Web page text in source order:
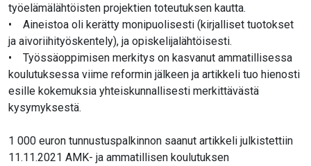
työelämälähtöisten projektien toteutuksen kautta.
• Aineistoa oli kerätty monipuolisesti (kirjalliset tuotokset
ja aivoriihityöskentely), ja opiskelijalähtöisesti.
• Työssäoppimisen merkitys on kasvanut ammatillisessa
koulutuksessa viime reformin jälkeen ja artikkeli tuo hienosti
esille kokemuksia yhteiskunnallisesti merkittävästä
kysymyksestä.
1 000 euron tunnustuspalkinnon saanut artikkeli julkistettiin
11.11.2021 AMK- ja ammatillisen koulutuksen